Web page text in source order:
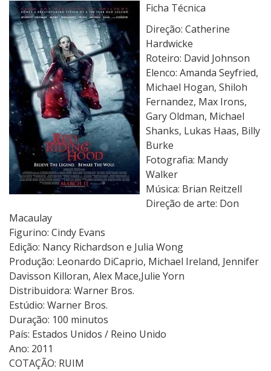
A
G
a
r
o
t
a
d
a
C
a
p
a
V
r
m
e
l
h
a
Ficha Técnica
Direção: Catherine
Hardwicke
Roteiro: David Johnson
Elenco: Amanda Seyfried,
Michael Hogan, Shiloh
Fernandez, Max Irons,
Gary Oldman, Michael
Shanks, Lukas Haas, Billy
Burke
Fotografia: Mandy
Walker
Música: Brian Reitzell
Direção de arte: Don
Macaulay
Figurino: Cindy Evans
Edição: Nancy Richardson e Julia Wong
Produção: Leonardo DiCaprio, Michael Ireland, Jennifer
Davisson Killoran, Alex Mace,Julie Yorn
Distribuidora: Warner Bros.
Estúdio: Warner Bros.
Duração: 100 minutos
País: Estados Unidos / Reino Unido
Ano: 2011
COTAÇÃO: RUIM